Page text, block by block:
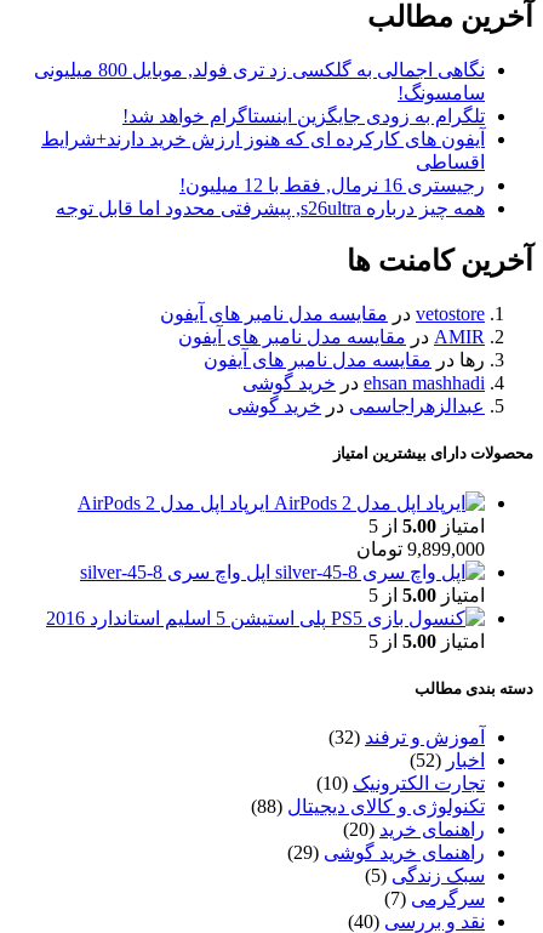
آخرین مطالب
نگاهی اجمالی به گلکسی زد تری فولد, موبایل 800 میلیونی
سامسونگ!
تلگرام به زودی جایگزین اینستاگرام خواهد شد!
آیفون های کارکرده ای که هنوز ارزش خرید دارند+شرایط
اقساطی
رجیستری 16 نرمال, فقط با 12 میلیون!
همه چیز درباره s26ultra, پیشرفتی محدود اما قابل توجه
آخرین کامنت ها
vetostore در مقایسه مدل نامبر های آیفون
AMIR در مقایسه مدل نامبر های آیفون
رها در مقایسه مدل نامبر های آیفون
ehsan mashhadi در خرید گوشی
عبدالزهراجاسمی در خرید گوشی
محصولات دارای بیشترین امتیاز
ایرپاد اپل مدل AirPods 2
امتیاز 5.00 از 5
9,899,000 تومان
اپل واچ سری 8-45-silver
امتیاز 5.00 از 5
پلی استیشن 5 اسلیم استاندارد 2016
امتیاز 5.00 از 5
دسته بندی مطالب
آموزش و ترفند (32)
اخبار (52)
تجارت الکترونیک (10)
تکنولوژی و کالای دیجیتال (88)
راهنمای خرید (20)
راهنمای خرید گوشی (29)
سبک زندگی (5)
سرگرمی (7)
نقد و بررسی (40)